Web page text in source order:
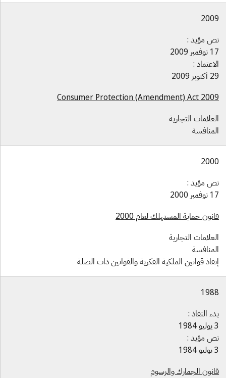
مؤيد :
:
Consumer Protection (Amendment) Act
التجارية
مؤيد :
حماية المستهلك لعام 2000
التجارية
قوانين الملكية الفكرية والقوانين ذات الصلة
النفاذ :
مؤيد :
الجمارك والرسوم